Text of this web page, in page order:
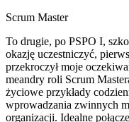
Scrum Master
To drugie, po PSPO I,
okazję uczestniczyć,
przekroczył moje
meandry roli Scrum
życiowe przykłady
wprowadzania zwinnych
organizacji. Idealne